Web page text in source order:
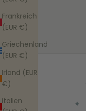
Frankreich
(EUR €)
Griechenland
(EUR €)
Irland (EUR
€)
Italien